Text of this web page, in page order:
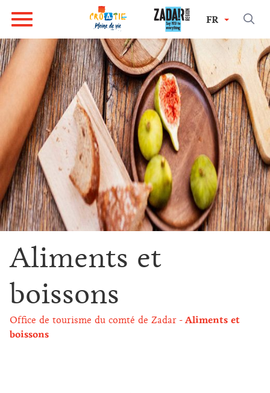
FR
Aliments et
boissons
Office de tourisme du comté de Zadar
Aliments et
boissons